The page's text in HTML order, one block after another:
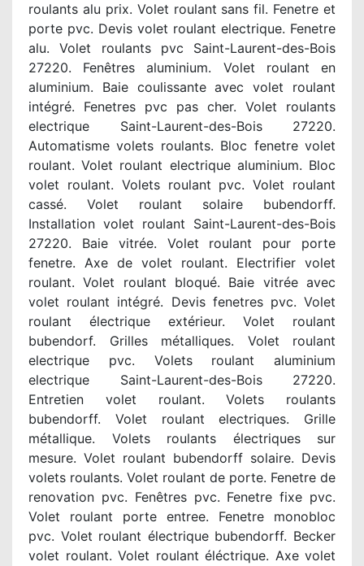
roulants alu prix. Volet roulant sans fil. Fenetre et
porte pvc. Devis volet roulant electrique. Fenetre
alu. Volet roulants pvc Saint-Laurent-des-Bois
27220. Fenêtres aluminium. Volet roulant en
aluminium. Baie coulissante avec volet roulant
intégré. Fenetres pvc pas cher. Volet roulants
electrique Saint-Laurent-des-Bois 27220.
Automatisme volets roulants. Bloc fenetre volet
roulant. Volet roulant electrique aluminium. Bloc
volet roulant. Volets roulant pvc. Volet roulant
cassé. Volet roulant solaire bubendorff.
Installation volet roulant Saint-Laurent-des-Bois
27220. Baie vitrée. Volet roulant pour porte
fenetre. Axe de volet roulant. Electrifier volet
roulant. Volet roulant bloqué. Baie vitrée avec
volet roulant intégré. Devis fenetres pvc. Volet
roulant électrique extérieur. Volet roulant
bubendorf. Grilles métalliques. Volet roulant
electrique pvc. Volets roulant aluminium
electrique Saint-Laurent-des-Bois 27220.
Entretien volet roulant. Volets roulants
bubendorff. Volet roulant electriques. Grille
métallique. Volets roulants électriques sur
mesure. Volet roulant bubendorff solaire. Devis
volets roulants. Volet roulant de porte. Fenetre de
renovation pvc. Fenêtres pvc. Fenetre fixe pvc.
Volet roulant porte entree. Fenetre monobloc
pvc. Volet roulant électrique bubendorff. Becker
volet roulant. Volet roulant éléctrique. Axe volet